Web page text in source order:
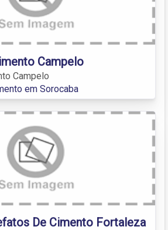
Campelo
Campelo
em Sorocaba
De Cimento Fortaleza